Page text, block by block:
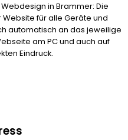
in Brammer: Die
für alle Geräte und
automatisch an das jeweilige
am PC und auch auf
Eindruck.